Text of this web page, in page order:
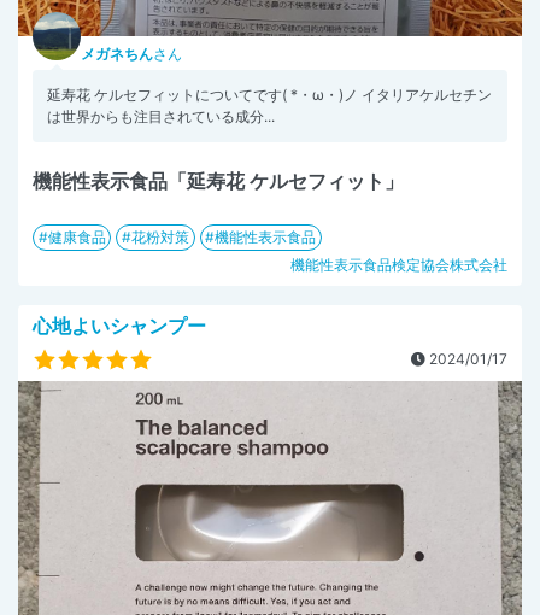
メガネちんさん
延寿花 ケルセフィットについてです( *・ω・)ノ イタリアケルセチン
は世界からも注目されている成分...
機能性表示食品「延寿花 ケルセフィット」
健康食品 花粉対策
機能性表示食品
機能性表示食品検定協会株式会社
心地よいシャンプー
2024/01/17